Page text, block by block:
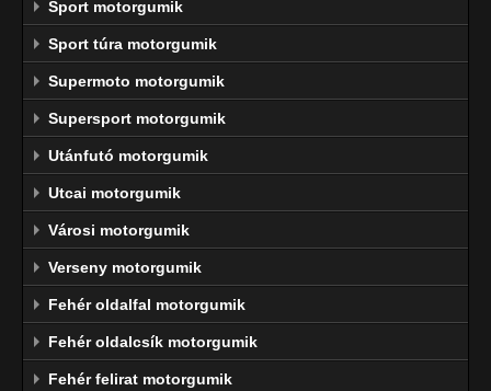
Sport motorgumik
Sport túra motorgumik
Supermoto motorgumik
Supersport motorgumik
Utánfutó motorgumik
Utcai motorgumik
Városi motorgumik
Verseny motorgumik
Fehér oldalfal motorgumik
Fehér oldalcsík motorgumik
Fehér felirat motorgumik